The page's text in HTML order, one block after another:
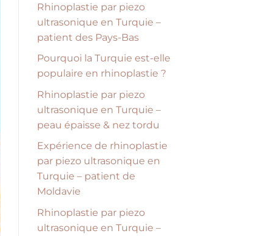
Rhinoplastie par piezo
ultrasonique en Turquie –
patient des Pays-Bas
Pourquoi la Turquie est-elle
populaire en rhinoplastie ?
Rhinoplastie par piezo
ultrasonique en Turquie –
peau épaisse & nez tordu
Expérience de rhinoplastie
par piezo ultrasonique en
Turquie – patient de
Moldavie
Rhinoplastie par piezo
ultrasonique en Turquie –